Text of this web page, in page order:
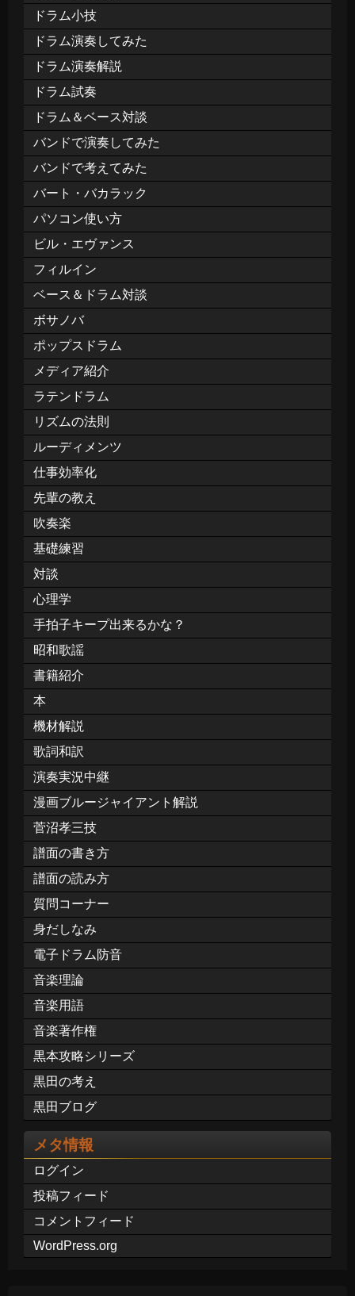
ドラム小技
ドラム演奏してみた
ドラム演奏解説
ドラム試奏
ドラム＆ベース対談
バンドで演奏してみた
バンドで考えてみた
バート・バカラック
パソコン使い方
ビル・エヴァンス
フィルイン
ベース＆ドラム対談
ボサノバ
ポップスドラム
メディア紹介
ラテンドラム
リズムの法則
ルーディメンツ
仕事効率化
先輩の教え
吹奏楽
基礎練習
対談
心理学
手拍子キープ出来るかな？
昭和歌謡
書籍紹介
本
機材解説
歌詞和訳
演奏実況中継
漫画ブルージャイアント解説
菅沼孝三技
譜面の書き方
譜面の読み方
質問コーナー
身だしなみ
電子ドラム防音
音楽理論
音楽用語
音楽著作権
黒本攻略シリーズ
黒田の考え
黒田ブログ
メタ情報
ログイン
投稿フィード
コメントフィード
WordPress.org